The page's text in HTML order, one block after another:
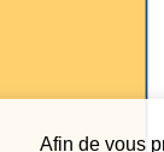
Afin de vous